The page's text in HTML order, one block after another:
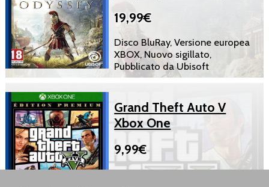
19,99€
Disco BluRay, Versione europea
XBOX, Nuovo sigillato,
Pubblicato da Ubisoft
Grand Theft Auto V
Xbox One
9,99€
Disco BluRay, Versione europea